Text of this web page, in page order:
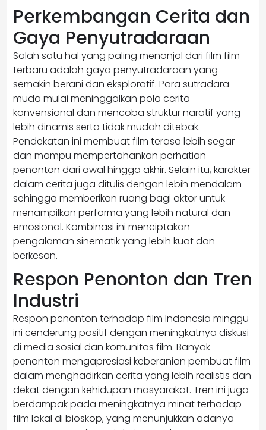
Perkembangan Cerita dan
Gaya Penyutradaraan
Salah satu hal yang paling menonjol dari film film
terbaru adalah gaya penyutradaraan yang
semakin berani dan eksploratif. Para sutradara
muda mulai meninggalkan pola cerita
konvensional dan mencoba struktur naratif yang
lebih dinamis serta tidak mudah ditebak.
Pendekatan ini membuat film terasa lebih segar
dan mampu mempertahankan perhatian
penonton dari awal hingga akhir. Selain itu, karakter
dalam cerita juga ditulis dengan lebih mendalam
sehingga memberikan ruang bagi aktor untuk
menampilkan performa yang lebih natural dan
emosional. Kombinasi ini menciptakan
pengalaman sinematik yang lebih kuat dan
berkesan.
Respon Penonton dan Tren
Industri
Respon penonton terhadap film Indonesia minggu
ini cenderung positif dengan meningkatnya diskusi
di media sosial dan komunitas film. Banyak
penonton mengapresiasi keberanian pembuat film
dalam menghadirkan cerita yang lebih realistis dan
dekat dengan kehidupan masyarakat. Tren ini juga
berdampak pada meningkatnya minat terhadap
film lokal di bioskop, yang menunjukkan adanya